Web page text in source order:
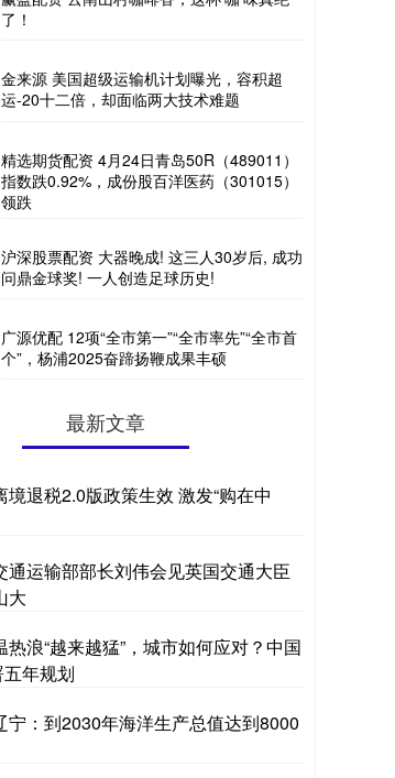
了！
金来源 美国超级运输机计划曝光，容积超
运-20十二倍，却面临两大技术难题
精选期货配资 4月24日青岛50R（489011）
指数跌0.92%，成份股百洋医药（301015）
领跌
沪深股票配资 大器晚成! 这三人30岁后, 成功
问鼎金球奖! 一人创造足球历史!
广源优配 12项“全市第一”“全市率先”“全市首
个”，杨浦2025奋蹄扬鞭成果丰硕
最新文章
境退税2.0版政策生效 激发“购在中
通运输部部长刘伟会见英国交通大臣
大
热浪“越来越猛”，城市如何应对？中国
年规划
宁：到2030年海洋生产总值达到8000